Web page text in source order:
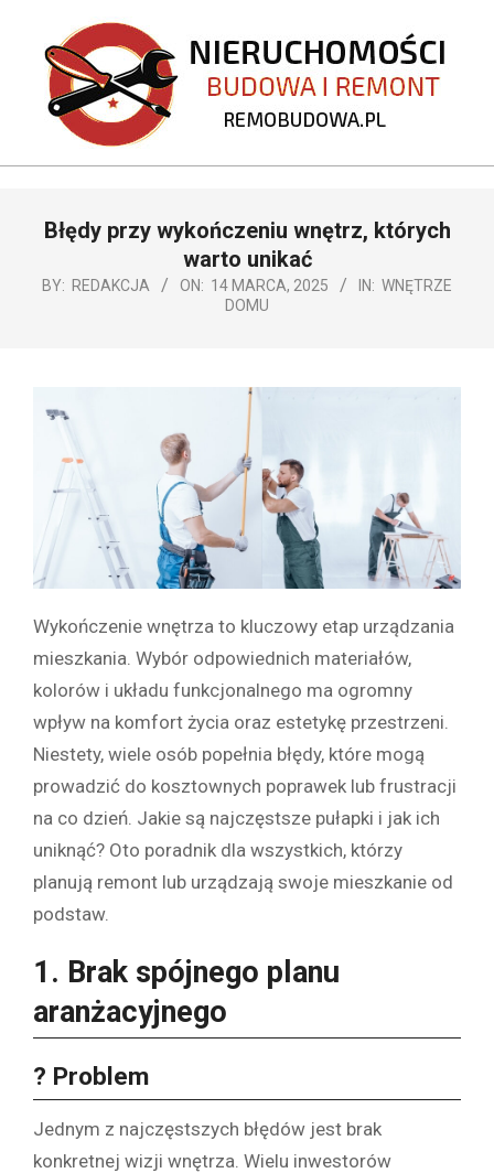
content
REMOBUDOWA.PL
NavigationBłędy przy wykończeniu wnętrz, których
warto unikać
BY: REDAKCJA ON: 14 MARCA, 2025 IN: WNĘTRZE
DOMU
Wykończenie wnętrza to kluczowy etap urządzania
mieszkania. Wybór odpowiednich materiałów,
kolorów i układu funkcjonalnego ma ogromny
wpływ na komfort życia oraz estetykę przestrzeni.
Niestety, wiele osób popełnia błędy, które mogą
prowadzić do kosztownych poprawek lub frustracji
na co dzień. Jakie są najczęstsze pułapki i jak ich
uniknąć? Oto poradnik dla wszystkich, którzy
planują remont lub urządzają swoje mieszkanie od
podstaw.
1. Brak spójnego planu
aranżacyjnego
? Problem
Jednym z najczęstszych błędów jest brak
konkretnej wizji wnętrza. Wielu inwestorów